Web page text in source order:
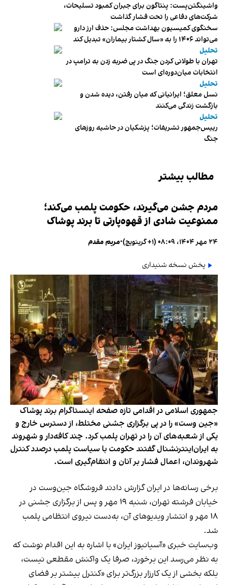
واشینگتن‌پست: پنتاگون برای جبران کمبود تسلیحات،
شرکت‌های دفاعی را تحت فشار گذاشت
سخنگوی کمیسیون بهداشت مجلس: حذف ارز دارو
می‌تواند ۱۴۰۶ را به «سال کشتار بیماران» تبدیل کند
تحلیل
تهران با طولانی کردن جنگ در پی ضربه زدن به ترامپ در
انتخابات میان‌دوره‌ای است
تحلیل
نسل معلق؛ ایرانیانی که میان رفتن، دیده شدن و
بازگشت زندگی می‌کنند
تحلیل
رییس‌جمهور تشریفات؛ پزشکیان در حاشیه روزهای
جنگ
مطالب بیشتر
مردم جشن می‌گیرند، حکومت پلمب می‌کند؛
ممنوعیت شادی از قهوه‌پارتی تا برند پوشاک
۲۴ مهر ۱۴۰۴، ۰۸:۰۹ (‎+۱ گرینویچ) •مریم مقدم
پخش نسخه شنیداری
جمهوری اسلامی در اقدامی تازه صفحه اینستاگرام برند پوشاک
«جین وست» را در پی برگزاری جشنی مختلط، از دسترس خارج و
یکی از شعبه‌های آن را در تهران پلمب کرد. چند کافه‌‌دار و شهروند
به ایران‌اینترنشنال گفتند حکومت با سیاست پلمب درصدد کنترل
شهروندان، اعمال فشار بر آنان و انتقام‌گیری است.
برخی رسانه‌ها در ایران گزارش دادند فروشگاه جین‌وست در
خیابان فرشته تهران، شنبه ۱۹ مهر و پس از برگزاری جشنی در
۱۸ مهر و انتشار ویدیوهای آن، به‌دست نیروی انتظامی پلمب
شد.
وب‌سایت خبری «آسیانیوز ایران» با اشاره به این اقدام نوشت که
به نظر می‌رسد این برخورد، صرفا یک واکنش مقطعی نیست،
بلکه بخشی از یک کارزار بزرگ‌تر برای «کنترل بیشتر بر فضای